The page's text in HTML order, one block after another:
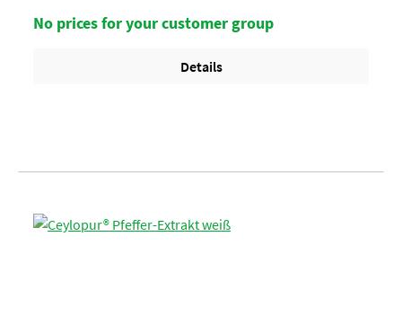
SackArtikel-StatusHalal zertifiziert
No prices for your customer group
Details